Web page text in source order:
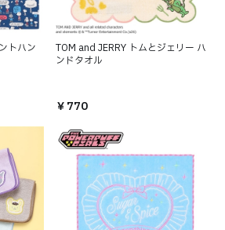
トハン
TOM and JERRY トムとジェリー ハ
ンドタオル
￥770